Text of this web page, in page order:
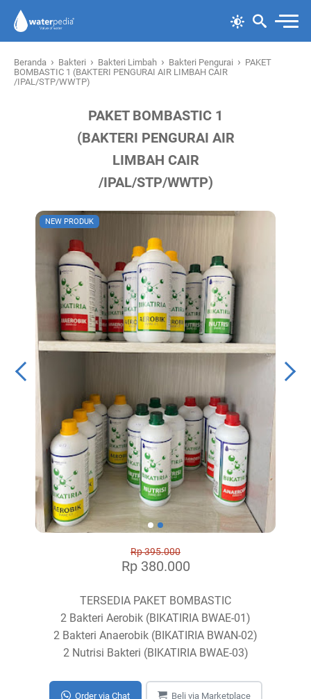
Beranda › Bakteri › Bakteri Limbah › Bakteri Pengurai › PAKET
BOMBASTIC 1 (BAKTERI PENGURAI AIR LIMBAH CAIR
/IPAL/STP/WWTP)
PAKET BOMBASTIC 1
(BAKTERI PENGURAI AIR
LIMBAH CAIR
/IPAL/STP/WWTP)
NEW PRODUK
Rp 395.000
Rp 380.000
TERSEDIA PAKET BOMBASTIC
2 Bakteri Aerobik (BIKATIRIA BWAE-01)
2 Bakteri Anaerobik (BIKATIRIA BWAN-02)
2 Nutrisi Bakteri (BIKATIRIA BWAE-03)
Order via Chat Beli via Marketplace